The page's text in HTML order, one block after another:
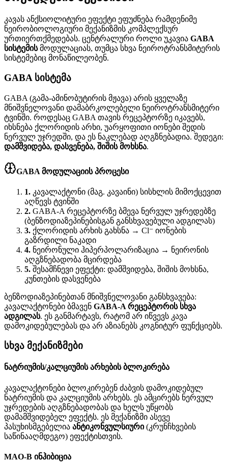
კავას ანქსიოლიტური ეფექტი ეფუძნება რამდენიმე
ნეირობიოლოგიური მექანიზმის კომპლექსურ
ურთიერთქმედებას. ცენტრალური როლი უკავია GABA
სისტემისმოდულაციას, თუმცა სხვა ნეიროტრანსმიტერის
სისტემებიც მონაწილეობენ.
GABA სისტემა
GABA (გამა-ამინობუტირის მჟავა) არის ყველაზე
მნიშვნელოვანი დამაბრკოლებელი ნეიროტრანსმიტერი
ტვინში. როდესაც GABA თავის რეცეპტორზე იკავებს,
იხსნება ქლორიდის არხი, უარყოფითი იონები შედის
ნერვულ უჯრედში, და ეს ნაკლებად აღგზნებადია. შედეგი:
დამშვიდება, დასვენება, შიშის მოხსნა.
GABA მოდულაციის პროცესი
1. კავალაქტონი (მაგ. კავაინი) სისხლის მიმოქცევით
აღწევს ტვინში
2. GABA-A რეცეპტორზე ბმევა ნერვულ უჯრედებზე
(ბენზოდიაზეპინებისგან განსხვავებული ადგილას)
3. ქლორიდის არხის გახსნა → Cl⁻ იონების
გაზრდილი ნაკადი
4. ნეირონული ჰიპერპოლარიზაცია → ნეირონის
აღგზნებადობა მცირდება
5. შესამჩნევი ეფექტი: დამშვიდება, შიშის მოხსნა,
კუნთების დასვენება
ბენზოდიაზეპინებთან მნიშვნელოვანი განსხვავება:
კავალაქტონები ბმავენ GABA-A რეცეპტორის სხვა
ადგილას. ეს განმარტავს, რატომ არ იწვევს კავა
დამოკიდებულებას და არ აზიანებს კოგნიტურ ფუნქციებს.
სხვა მექანიზმები
ნატრიუმის/კალციუმის არხების ბლოკირება
კავალაქტონები ბლოკირებენ ძაბვის დამოკიდებულ
ნატრიუმის და კალციუმის არხებს. ეს ამცირებს ნერვულ
უჯრედების აღგზნებადობას და ხელს უწყობს
დამამშვიდებელ ეფექტს. ეს მექანიზმი ასევე
პასუხისმგებელია ანტიკონვულსიური(კრუნჩხვების
საწინააღმდეგო) ეფექტისთვის.
MAO-B ინჰიბიცია